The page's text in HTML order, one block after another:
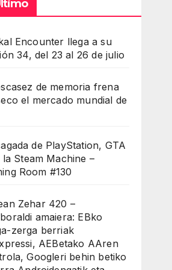
Encounter llega a su
34, del 23 al 26 de julio
de memoria frena
el mercado mundial de
de PlayStation, GTA
Steam Machine –
Room #130
Zehar 420 –
amaiera: EBko
zerga berriak
AEBetako AAren
Googleri behin betiko